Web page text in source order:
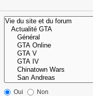
Oui
Non